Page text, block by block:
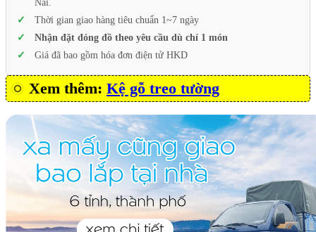
Nai.
Thời gian giao hàng tiêu chuẩn 1~7 ngày
Nhận đặt đóng đồ theo yêu cầu dù chỉ 1 món
Giá đã bao gồm hóa đơn điện tử HKD
Xem thêm: Kệ gỗ treo tường